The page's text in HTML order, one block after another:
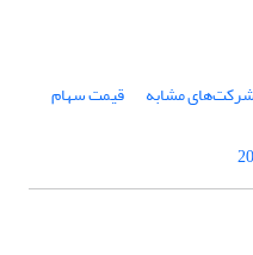
شرکت‌های مشابه قیمت سهام